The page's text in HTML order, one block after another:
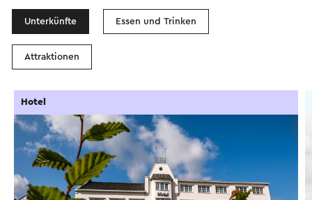
Unterkünfte Essen und Trinken
Attraktionen
Hotel